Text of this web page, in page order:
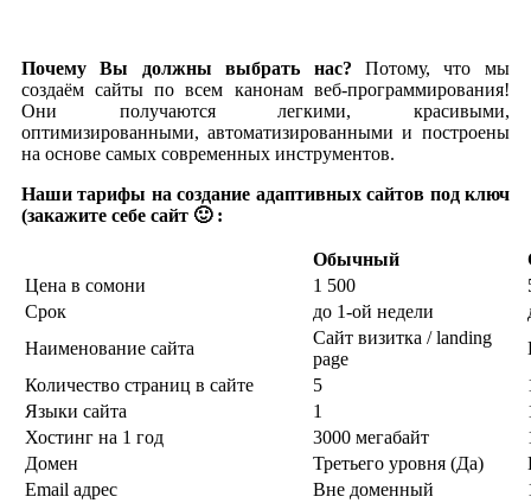
Почему Вы должны выбрать нас? Потому, что мы
создаём сайты по всем канонам веб-программирования!
Они получаются легкими, красивыми,
оптимизированными, автоматизированными и построены
на основе самых современных инструментов.
Наши тарифы на создание адаптивных сайтов под ключ
(закажите себе сайт 🙂 :
Обычный
Цена в сомони
1 500
Срок
до 1-ой недели
Наименование сайта
Сайт визитка / landing
page
Количество страниц в сайте
5
Языки сайта
1
Хостинг на 1 год
3000 мегабайт
Домен
Третьего уровня (Да)
Email адрес
Вне доменный